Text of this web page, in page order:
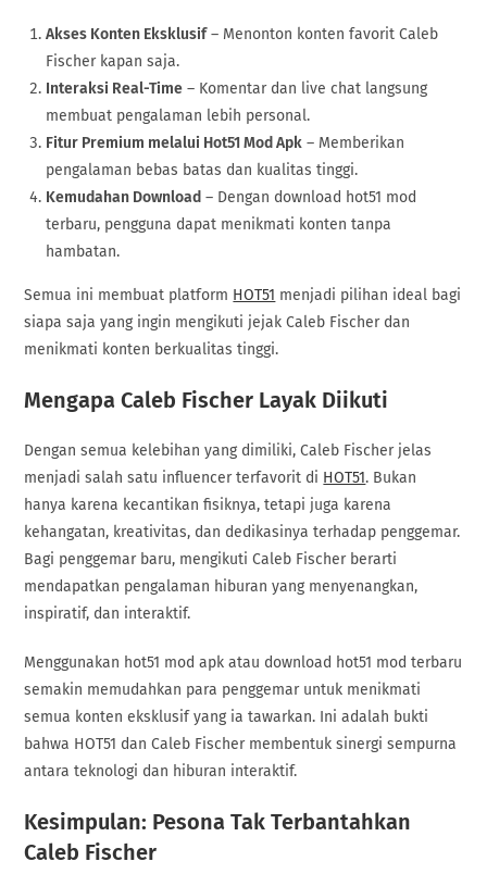
Akses Konten Eksklusif– Menonton konten favorit Caleb
Fischer kapan saja.
Interaksi Real-Time – Komentar dan live chat langsung
membuat pengalaman lebih personal.
Fitur Premium melalui Hot51 Mod Apk – Memberikan
pengalaman bebas batas dan kualitas tinggi.
Kemudahan Download – Dengan download hot51 mod
terbaru, pengguna dapat menikmati konten tanpa
hambatan.
Semua ini membuat platform HOT51 menjadi pilihan ideal bagi
siapa saja yang ingin mengikuti jejak Caleb Fischer dan
menikmati konten berkualitas tinggi.
Mengapa Caleb Fischer Layak Diikuti
Dengan semua kelebihan yang dimiliki, Caleb Fischer jelas
menjadi salah satu influencer terfavorit di HOT51. Bukan
hanya karena kecantikan fisiknya, tetapi juga karena
kehangatan, kreativitas, dan dedikasinya terhadap penggemar.
Bagi penggemar baru, mengikuti Caleb Fischer berarti
mendapatkan pengalaman hiburan yang menyenangkan,
inspiratif, dan interaktif.
Menggunakan hot51 mod apk atau download hot51 mod terbaru
semakin memudahkan para penggemar untuk menikmati
semua konten eksklusif yang ia tawarkan. Ini adalah bukti
bahwa HOT51 dan Caleb Fischer membentuk sinergi sempurna
antara teknologi dan hiburan interaktif.
Kesimpulan: Pesona Tak Terbantahkan
Caleb Fischer